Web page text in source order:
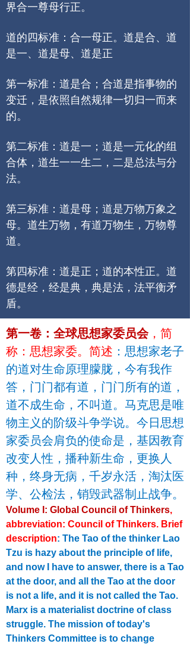
界合一尊母行正。
道的四标准：合一母正。道是合、道
是一、道是母、道是正
第一标准：道是合；合道是指事物的
变迁，是依照自然规律一切归一而来
的。
第二标准：道是一；道是一元化的组
合体，道生一一生二，二是总法与分
法。
第三标准：道是母；道是万物万象之
母。道生万物，有道万物生，万物尊
道。
第四标准：道是正；道的本性正。道
德是经，经是典，典是法，法平衡矛
盾。
第一卷：全球思想家委员会，简
称：思想家委。简述 ：思想家老子
的道对生命原理朦胧，今有我作
答，门门都有道，门门所有的道，
道不成生命，不叫道。马克思是唯
物主义的阶级斗争学说。今日思想
家委员会肩负的使命是，基因教育
改变人性，播种新生命，更换人
种，终身无病，千岁永活，淘汰医
学、公检法，销毁武器制止战争。
Volume I: Global Council of Thinkers,
abbreviation: Council of Thinkers. Brief
description: The Tao of the thinker Lao
Tzu is hazy about the principle of life,
and now I have to answer, there is a Tao
at the door, and all the Tao at the door
is not a life, and it is not called the Tao.
Marx is a materialist doctrine of class
struggle. The mission of today's
Thinkers Committee is to change